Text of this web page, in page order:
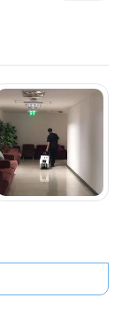
ข่ายเป็นกลุ่ม
อกักตัวเองใน
ารแผ่นดินก็
นจึงจัดให้มีการ
ามมั่นใจให้
น โดยเฉพาะ
งเป็นจุดที่
พื่อความปลอดภัย